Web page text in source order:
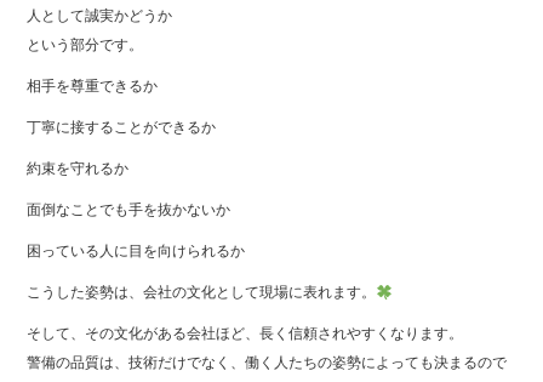
人として誠実かどうか
という部分です。
相手を尊重できるか
丁寧に接することができるか
約束を守れるか
面倒なことでも手を抜かないか
困っている人に目を向けられるか
こうした姿勢は、会社の文化として現場に表れます。
そして、その文化がある会社ほど、長く信頼されやすくなります。
警備の品質は、技術だけでなく、働く人たちの姿勢によっても決まるので